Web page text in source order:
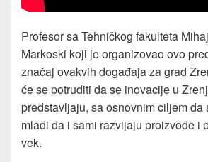
Profesor sa Tehničkog fakulteta
Markoski koji je organizovao ovo
značaj ovakvih događaja za grad
će se potruditi da se inovacije u
predstavljaju, sa osnovnim ciljem da
mladi da i sami razvijaju proizvode i
vek.